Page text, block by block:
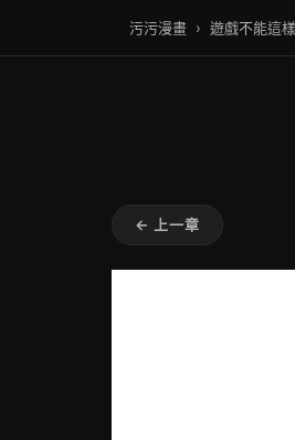
污污漫畫 › 遊戲不能這
← 上一章